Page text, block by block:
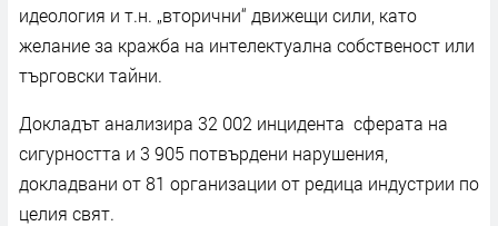
идеология и т.н. „вторични“ движещи сили, като
желание за кражба на интелектуална собственост или
търговски тайни.
Докладът анализира 32 002 инцидента сферата на
сигурността и 3 905 потвърдени нарушения,
докладвани от 81 организации от редица индустрии по
целия свят.